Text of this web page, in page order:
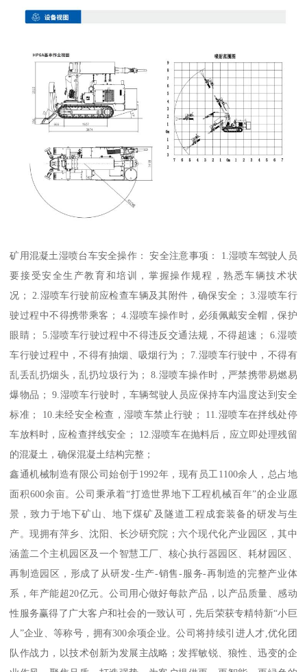
矿用混凝土湿喷台车安全操作： 安全注意事项： 1.湿喷车驾驶人员
要接受安全生产教育和培训，掌握操作规程，熟悉车辆技术状
况； 2.湿喷车行驶前应检查车辆及其附件，确保安全； 3.湿喷车行
驶过程中不得携带乘客； 4.湿喷车操作时，必须佩戴安全帽，保护
眼睛； 5.湿喷车行驶过程中不得违反交通法规，不得超速； 6.湿喷
车行驶过程中，不得有抽烟、吸烟行为； 7.湿喷车行驶中，不得有
乱丢乱扔烟头，乱扔垃圾行为； 8.湿喷车操作时，严禁携带易燃易
爆物品； 9.湿喷车行驶时，车辆驾驶人员应保持车内温度达到安全
标准； 10.未经安全检查，湿喷车禁止行驶； 11.湿喷车在拌线处停
车放料时，应检查拌线安全； 12.湿喷车在抛料后，应立即处理残留
的混凝土，确保混凝土结构完整；
鑫通机械制造有限公司始创于1992年，现有员工1100余人，总占地
面积600余亩。公司秉承着“打造世界地下工程机械百年”的企业愿
景，致力于地下矿山、地下煤矿及隧道工程成套装备的研发与生
产。现拥有萍乡、沈阳、长沙研究院；六个现代化产业园区，其中
涵盖二个主机园区及一个智慧工厂、核心执行器园区、耗材园区、
再制造园区，形成了从研发-生产-销售-服务-再制造的完整产业体
系，年产能超20亿元。公司用心做好每款产品，以产品质量、感动
性服务赢得了广大客户和社会的一致认可，先后荣获专精特新“小巨
人”企业、等称号，拥有300余项企业。公司将持续引进人才,优化团
队作战力，以技术创新为发展主战略；发挥敏锐、狼性、迅变的企